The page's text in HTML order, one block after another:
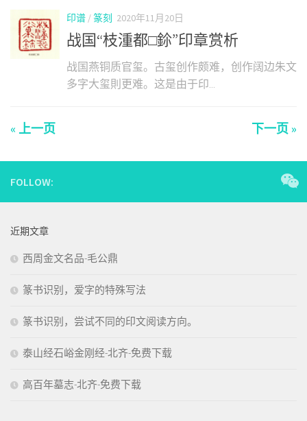
印谱 / 篆刻 2020年11月20日
战国“枝湩都□鉩”印章赏析
战国燕铜质官玺。古玺创作颇难，创作阔边朱文
多字大玺則更难。这是由于印...
« 上一页 下一页 »
FOLLOW:
近期文章
西周金文名品-毛公鼎
篆书识别，爱字的特殊写法
篆书识别，尝试不同的印文阅读方向。
泰山经石峪金刚经-北齐-免费下载
高百年墓志-北齐-免费下载